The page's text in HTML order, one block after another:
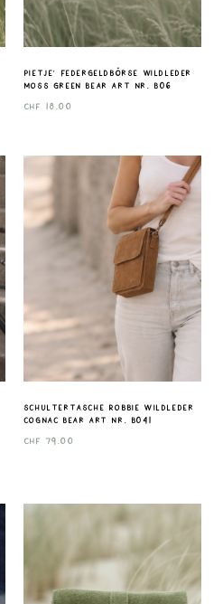
Pietje‘ Federgeldbörse Wildleder
moss green Bear art nr. B06
CHF 18.00
Schultertasche Robbie wildleder
cognac Bear art nr. B041
CHF 79.00